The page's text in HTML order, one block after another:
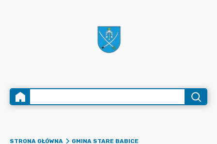
STRONA GŁÓWNA
GMINA STARE BABICE